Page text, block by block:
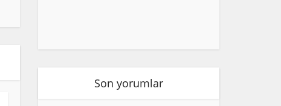
Son yorumlar